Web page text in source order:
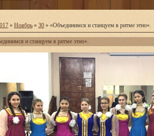
» Ноябрь » 30 » «Объединимся и станцуем в ритме этно».
и станцуем в ритме этно».